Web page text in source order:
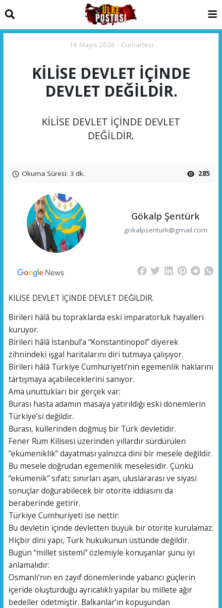
16 Mayıs 2026 - Cumartesi
KİLİSE DEVLET İÇİNDE
DEVLET DEĞİLDİR.
KİLİSE DEVLET İÇİNDE DEVLET
DEĞİLDİR.
Okuma Süresi: 3 dk. 285
Gökalp Şentürk
gokalpsenturk@gmail.com
KİLİSE DEVLET İÇİNDE DEVLET DEĞİLDİR.
Birileri hâlâ bu topraklarda eski imparatorluk hayalleri
kuruyor.
Birileri hâlâ İstanbul’a “Konstantinopol” diyerek
zihnindeki işgal haritalarını diri tutmaya çalışıyor.
Birileri hâlâ Türkiye Cumhuriyeti’nin egemenlik haklarını
tartışmaya açabileceklerini sanıyor.
Ama unuttukları bir gerçek var:
Burası hasta adamın masaya yatırıldığı eski dönemlerin
Türkiye’si değildir.
Burası, küllerinden doğmuş bir Türk devletidir.
Fener Rum Kilisesi üzerinden yıllardır sürdürülen
“ekümeniklik” dayatması yalnızca dini bir mesele değildir.
Bu mesele doğrudan egemenlik meselesidir. Çünkü
“ekümenik” sıfatı; sınırları aşan, uluslararası ve siyasi
sonuçlar doğurabilecek bir otorite iddiasını da
beraberinde getirir.
Türkiye Cumhuriyeti ise nettir:
Bu devletin içinde devletten büyük bir otorite kurulamaz.
Hiçbir dini yapı, Türk hukukunun üstünde değildir.
Bugün “millet sistemi” özlemiyle konuşanlar şunu iyi
anlamalıdır:
Osmanlı’nın en zayıf dönemlerinde yabancı güçlerin
içeride oluşturduğu ayrıcalıklı yapılar bu millete ağır
bedeller ödetmiştir. Balkanlar’ın kopuşundan